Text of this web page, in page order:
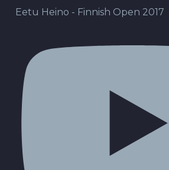
Eetu Heino - Finnish Open 2017